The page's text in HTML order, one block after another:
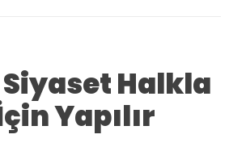
Halkla
Yapılır